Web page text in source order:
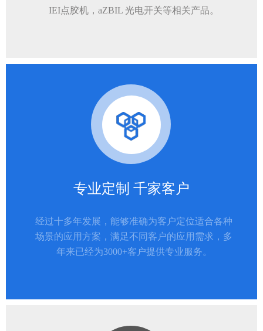
IEI点胶机，aZBIL 光电开关等相关产品。
专业定制 千家客户
经过十多年发展，能够准确为客户定位适合各种
场景的应用方案，满足不同客户的应用需求，多
年来已经为3000+客户提供专业服务。